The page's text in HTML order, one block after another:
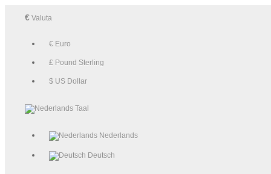
€ Valuta
€ Euro
£ Pound Sterling
$ US Dollar
Taal
Nederlands
Deutsch